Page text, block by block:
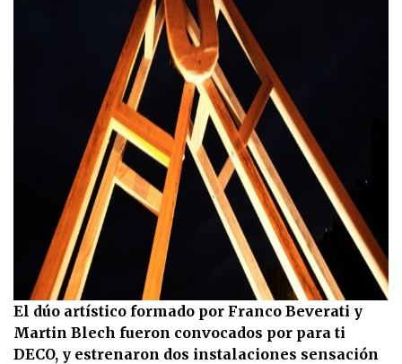
El dúo artístico formado por Franco Beverati y
Martin Blech fueron convocados por para ti
DECO, y estrenaron dos instalaciones sensación